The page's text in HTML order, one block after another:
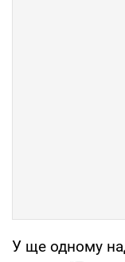
У ще одному